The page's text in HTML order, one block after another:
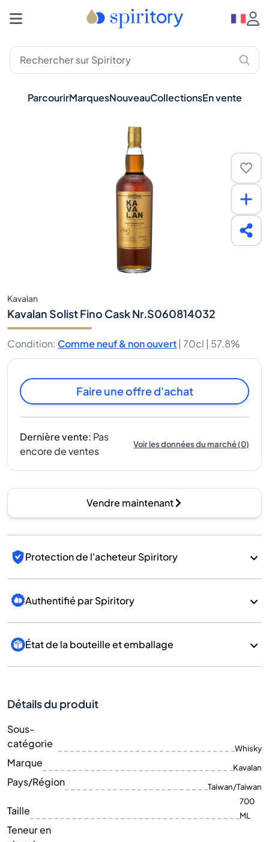
ParcourirMarquesNouveauCollectionsEn vente
Kavalan
Kavalan Solist Fino Cask Nr.S060814032
Condition: Comme neuf & non ouvert | 70cl | 57.8%
Faire une offre d'achat
Dernière vente: Pas
encore de ventes
Voir les données du marché(0)
Vendre maintenant
Protection de l'acheteur Spiritory
Authentifié par Spiritory
État de la bouteille et emballage
Détails du produit
Sous-
catégorie
Whisky
Marque Kavalan
Pays/Région Taiwan/Taiwan
Taille
700
ML
Teneur en